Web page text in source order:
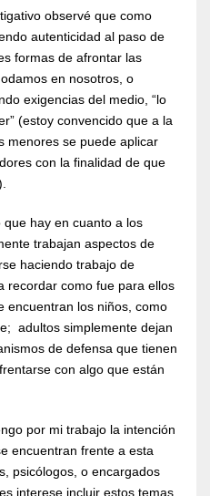
observé que como
autenticidad al paso de
formas de afrontar las
en nosotros, o
exigencias del medio, “lo
(estoy convencido que a la
menores se puede aplicar
con la finalidad de que
hay en cuanto a los
trabajan aspectos de
haciendo trabajo de
recordar como fue para ellos
encuentran los niños, como
adultos simplemente dejan
de defensa que tienen
con algo que están
por mi trabajo la intención
encuentran frente a esta
psicólogos, o encargados
interese incluir estos temas